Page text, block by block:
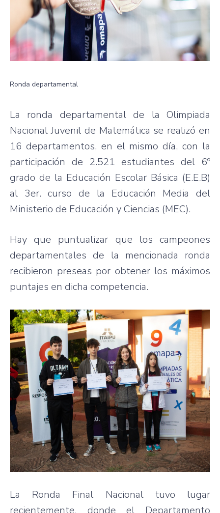
Ronda departamental
La ronda departamental de la Olimpiada
Nacional Juvenil de Matemática se realizó en
16 departamentos, en el mismo día, con la
participación de 2.521 estudiantes del 6º
grado de la Educación Escolar Básica (E.E.B)
al 3er. curso de la Educación Media del
Ministerio de Educación y Ciencias (MEC).
Hay que puntualizar que los campeones
departamentales de la mencionada ronda
recibieron preseas por obtener los máximos
puntajes en dicha competencia.
La Ronda Final Nacional tuvo lugar
recientemente, donde el Departamento